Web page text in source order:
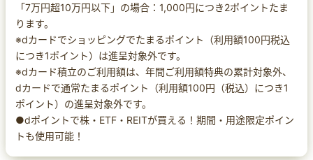
「7万円超10万円以下」の場合：1,000円につき2ポイントたま
ります。
※dカードでショッピングでたまるポイント（利用額100円税込
につき1ポイント）は進呈対象外です。
※dカード積立のご利用額は、年間ご利用額特典の累計対象外、
dカードで通常たまるポイント（利用額100円（税込）につき1
ポイント）の進呈対象外です。
●dポイントで株・ETF・REITが買える！期間・用途限定ポイン
トも使用可能！